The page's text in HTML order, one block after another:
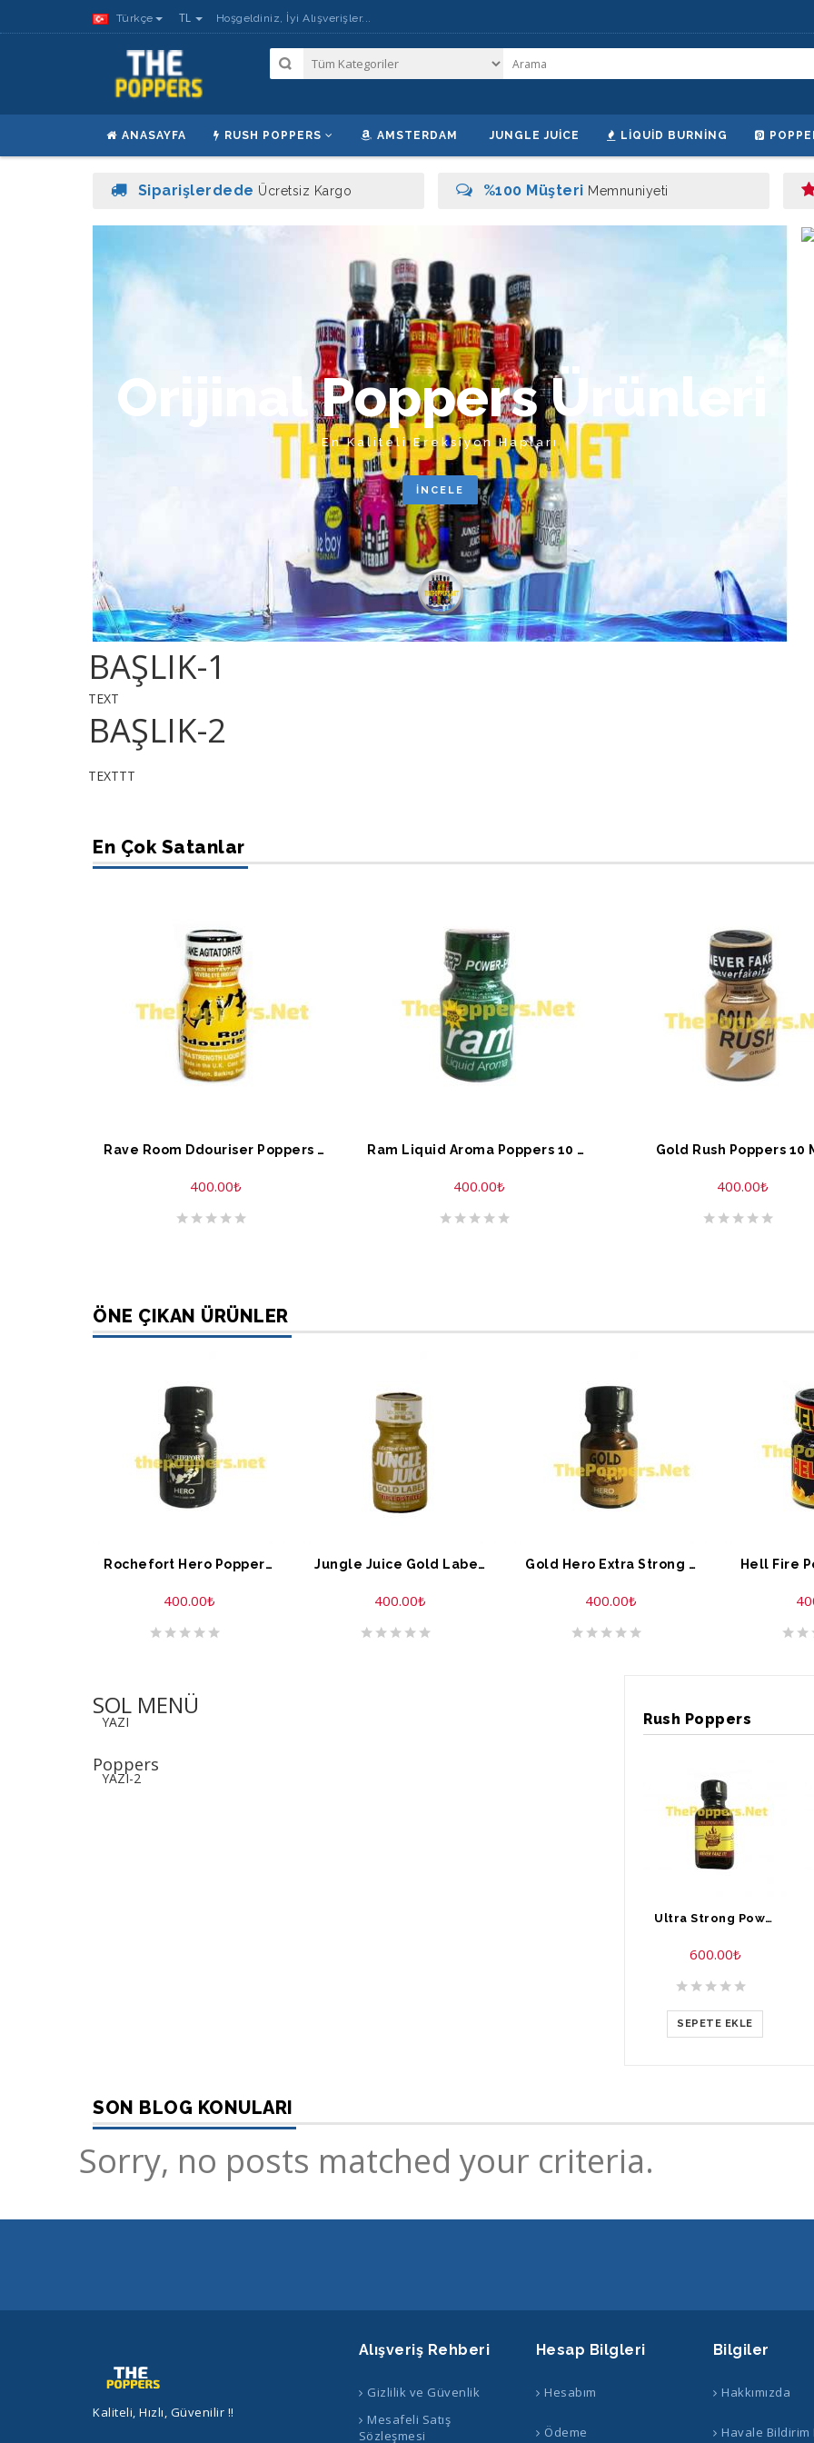
Türkçe TL Hoşgeldiniz, İyi Alışverişler...
ANASAYFA RUSH POPPERS AMSTERDAM JUNGLE JUICE LIQUID BURNING
Siparişlerdede Ücretsiz Kargo %100 Müşteri Memnuniyeti
O r Poppers Ü ü nle
En Kaliteli Ereksiyon Hapları
İNCELE
BAŞLIK-1
TEXT
BAŞLIK-2
TEXTTT
En Çok Satanlar
SEPETE EKLE Rave Room Ddouriser Poppers 10 ML
400.00₺
SEPETE EKLE Ram Liquid Aroma Poppers 10 ML
400.00₺
SEPETE EKLE
Gold Rush Poppers 10
400.00₺
ÖNE ÇIKAN ÜRÜNLER
Rochefort Hero Poppers 10 ML
400.00₺
Jungle Juice Gold Label Extreme Formule 10 ML
400.00₺
Gold Hero Extra Strong Poppers 10 ML
400.00₺
Hell Fire
SOL MENÜ
YAZI
Poppers
YAZI-2
Rush Poppers
Ultra Strong Power Rush Poppers 30 ml
600.00₺
SEPETE EKLE
SON BLOG KONULARI
Sorry, no posts matched your criteria.
Kaliteli, Hızlı, Güvenilir !!
Alışveriş Rehberi
Gizlilik ve Güvenlik
Mesafeli Satış
Sözleşmesi
Hesap Bilgleri
Hesabım
Ödeme
Bilgiler
Hakkımızda
Havale Bildirim